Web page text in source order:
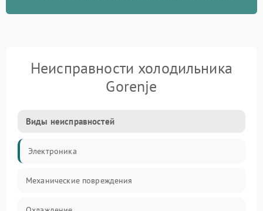
Неисправности холодильника
Gorenje
Виды неисправностей
Электроника
Механические повреждения